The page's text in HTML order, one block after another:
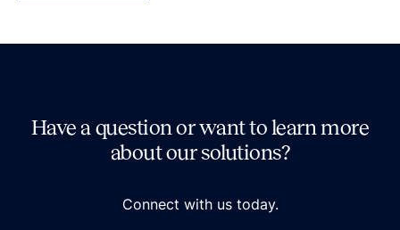
Have a question or want to learn more
about our solutions?
Connect with us today.